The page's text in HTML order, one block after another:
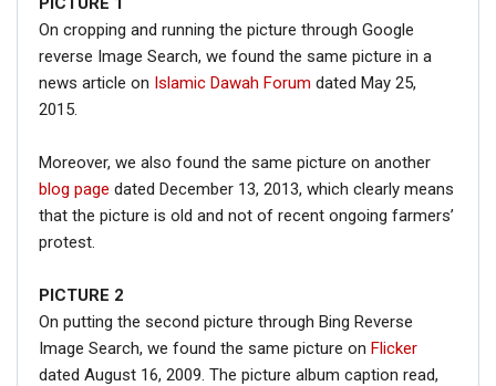
On cropping and running the picture through Google
reverse Image Search, we found the same picture in a
news article on Islamic Dawah Forum dated May 25,
2015.
Moreover, we also found the same picture on another
blog page dated December 13, 2013, which clearly means
that the picture is old and not of recent ongoing farmers’
protest.
PICTURE 2
On putting the second picture through Bing Reverse
Image Search, we found the same picture on Flicker
dated August 16, 2009. The picture album caption read,